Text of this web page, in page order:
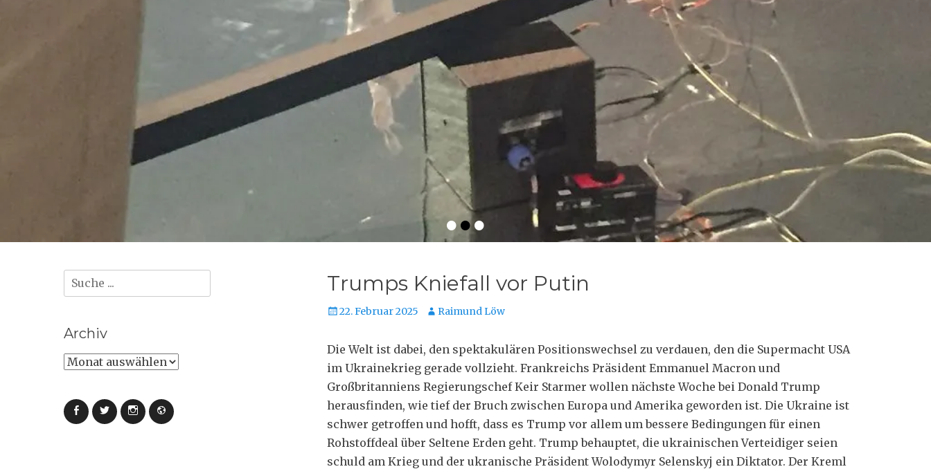
•••
Trumps Kniefall vor Putin
Veröffentlicht
22. Februar 2025 Autor
Raimund Löw
Die Welt ist dabei, den spektakulären Positionswechsel zu verdauen, den die Supermacht USA
im Ukrainekrieg gerade vollzieht. Frankreichs Präsident Emmanuel Macron und
Großbritanniens Regierungschef Keir Starmer wollen nächste Woche bei Donald Trump
herausfinden, wie tief der Bruch zwischen Europa und Amerika geworden ist. Die Ukraine ist
schwer getroffen und hofft, dass es Trump vor allem um bessere Bedingungen für einen
Rohstoffdeal über Seltene Erden geht. Trump behauptet, die ukrainischen Verteidiger seien
schuld am Krieg und der ukranische Präsident Wolodymyr Selenskyj ein Diktator. Der Kreml
Suche
nach:
Archiv
Archiv
FacebookTwitter InstagramWebseite